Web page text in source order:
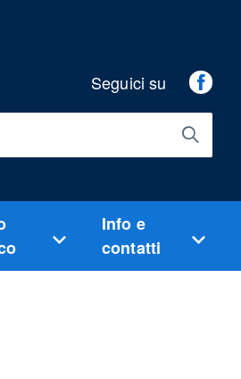
Seguici su
Info e
contatti